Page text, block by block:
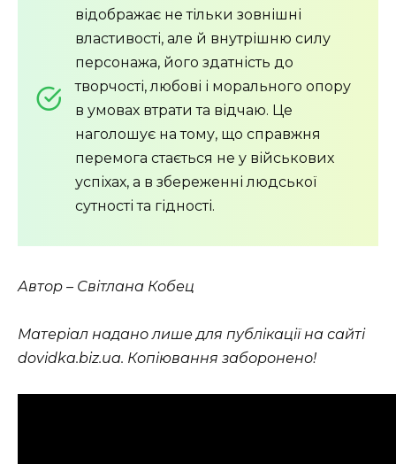
відображає не тільки зовнішні
властивості, але й внутрішню силу
персонажа, його здатність до
творчості, любові і морального опору
в умовах втрати та відчаю. Це
наголошує на тому, що справжня
перемога стається не у військових
успіхах, а в збереженні людської
сутності та гідності.
Автор – Світлана Кобец
Матеріал надано лише для публікації на сайті
dovidka.biz.ua. Копіювання заборонено!